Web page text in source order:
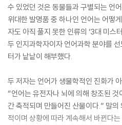
수 있었던 것은 동물들과 구별되는 언
위대한 발명품 중 하나인 언어는 어떻
자도 아직 풀지 못한 인류의 ‘3대 미스
두 인지과학자이자 언어과학 분야를
터가 낱낱이 해부했다.
두 저자는 언어가 생물학적인 진화가
“언어는 유전자나 뇌에 의해 창조된
간 축적되며 만들어진 산물이다.” 말
적이며 상황에 따라 계속해서 바뀐다